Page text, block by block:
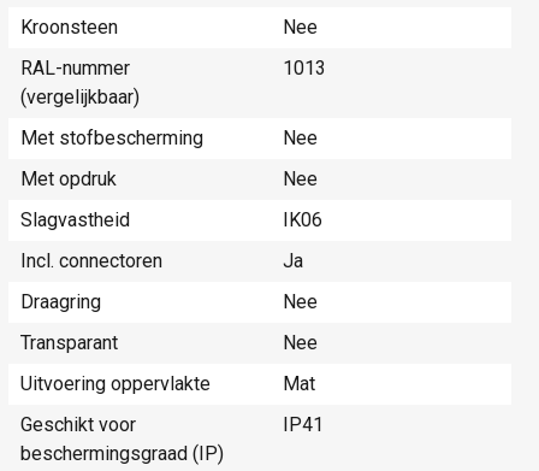
Kroonsteen
Nee
RAL-nummer
(vergelijkbaar)
1013
Met stofbescherming
Nee
Met opdruk
Nee
Slagvastheid
IK06
Incl. connectoren
Ja
Draagring
Nee
Transparant
Nee
Uitvoering oppervlakte
Mat
Geschikt voor
beschermingsgraad (IP)
IP41